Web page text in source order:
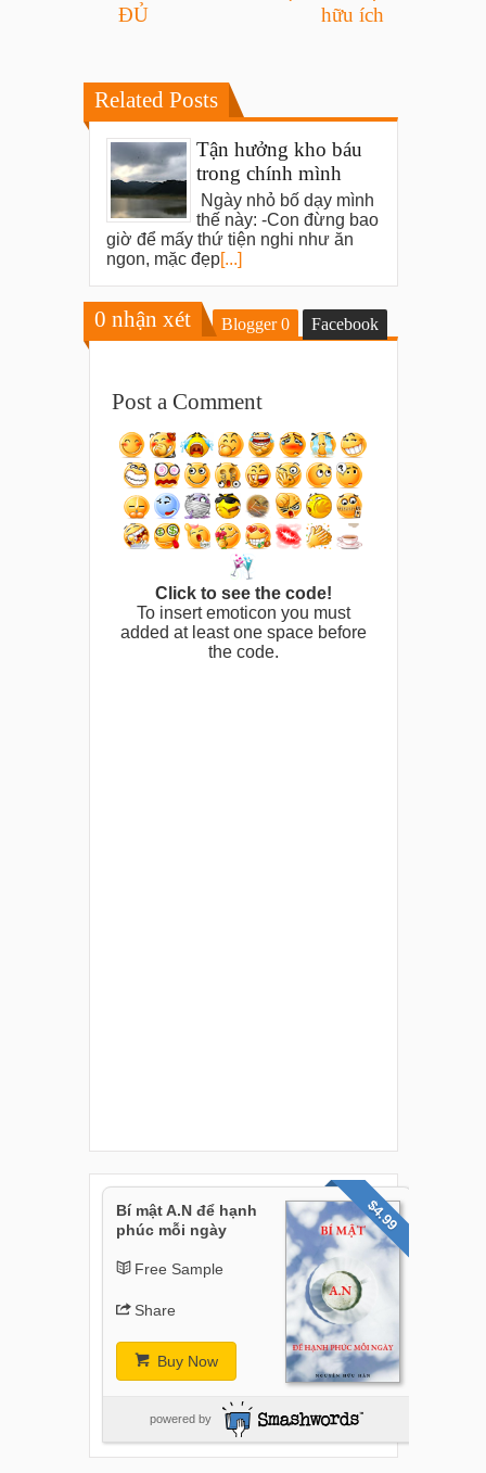
ĐỦ
hữu ích
Related Posts
Tận hưởng kho báu
trong chính mình
Ngày nhỏ bố dạy mình
thế này: -Con đừng bao
giờ để mấy thứ tiện nghi như ăn
ngon, mặc đẹp[...]
0 nhận xét Blogger0 Facebook
Post a Comment
Click to see the code!
To insert emoticon you must
added at least one space before
the code.
$4.99
Bí mật A.N để hạnh
phúc mỗi ngày
Free Sample
Share
Buy Now
powered by